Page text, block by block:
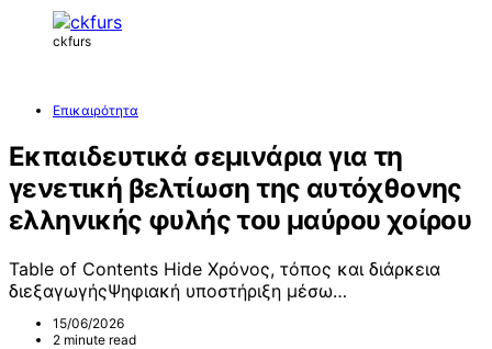
ckfurs
Επικαιρότητα
Εκπαιδευτικά σεμινάρια για τη
γενετική βελτίωση της αυτόχθονης
ελληνικής φυλής του μαύρου χοίρου
Table of Contents Hide Χρόνος, τόπος και διάρκεια
διεξαγωγήςΨηφιακή υποστήριξη μέσω…
15/06/2026
2 minute read